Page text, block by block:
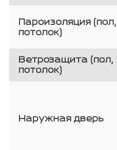
Пароизоляция (пол,
потолок)
Ветрозащита (пол,
потолок)
Наружная дверь